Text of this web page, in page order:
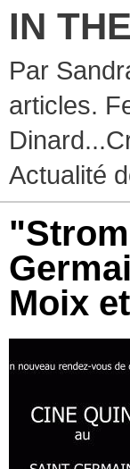
IN
Par
articles.
Actualité
Moix